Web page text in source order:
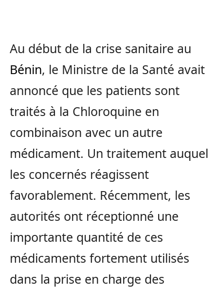
Au début de la crise sanitaire au
Bénin, le Ministre de la Santé avait
annoncé que les patients sont
traités à la Chloroquine en
combinaison avec un autre
médicament. Un traitement auquel
les concernés réagissent
favorablement. Récemment, les
autorités ont réceptionné une
importante quantité de ces
médicaments fortement utilisés
dans la prise en charge des